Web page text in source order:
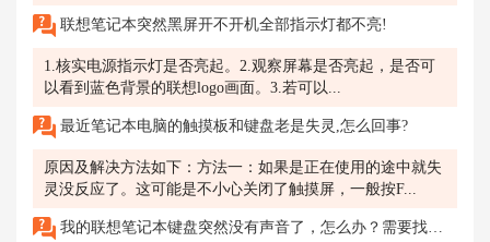
联想笔记本突然黑屏开不开机全部指示灯都不亮!
1.核实电源指示灯是否亮起。2.观察屏幕是否亮起，是否可
以看到蓝色背景的联想logo画面。3.若可以...
最近笔记本电脑的触摸板和键盘老是失灵,怎么回事?
原因及解决方法如下：方法一：如果是正在使用的途中就失
灵没反应了。这可能是不小心关闭了触摸屏，一般按F...
我的联想笔记本键盘突然没有声音了，怎么办？需要找联想售后维修网点吗？